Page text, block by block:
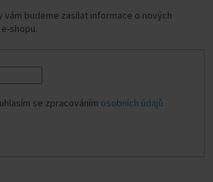
vám budeme zasílat informace o nových
shopu.
se zpracováním osobních údajů